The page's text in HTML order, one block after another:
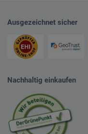
Ausgezeichnet sicher
Nachhaltig einkaufen